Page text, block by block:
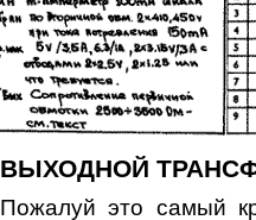
ВЫХОДНОЙ
Пожалуй это самый